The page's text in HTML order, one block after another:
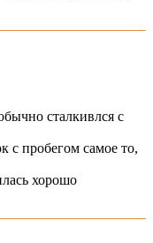
сталкивлся с
с пробегом самое то,
хорошо